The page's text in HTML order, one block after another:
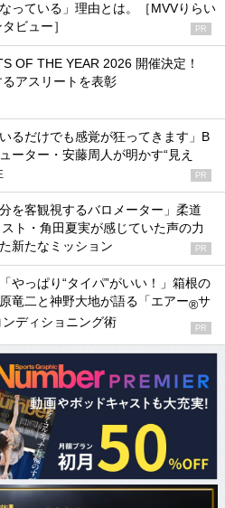
っている」理由とは。［MVVりらい
ビュー］
PR
OF THE YEAR 2026 開催決定！
アスリートを表彰
るだけでも感覚が狂ってきます」B
ーター・安藤周人が明かす“見え
PR
を客観視するバロメーター」柔道
ト・角田夏実が感じていた声の力
新たなミッション
PR
やっぱり“タイパ”がいい！」箱根の
竜二と神野大地が語る「エアー®サ
ンディショニング術 PR